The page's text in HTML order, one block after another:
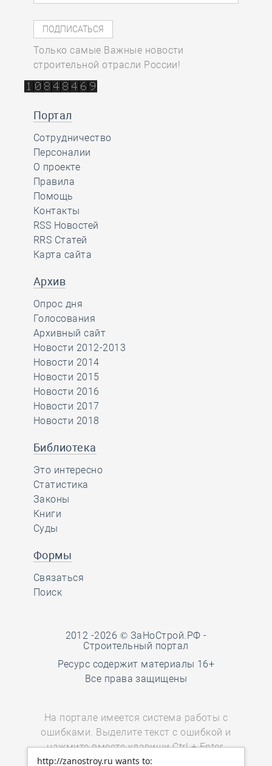
http://zanostroy.ru wants to:
Только самые Важные новости
строительной отрасли России!
Портал
Сотрудничество
Персоналии
О проекте
Правила
Помощь
Контакты
RSS Новостей
RRS Статей
Карта сайта
Архив
Опрос дня
Голосования
Архивный сайт
Новости 2012-2013
Новости 2014
Новости 2015
Новости 2016
Новости 2017
Новости 2018
Библиотека
Это интересно
Статистика
Законы
Книги
Суды
Формы
Связаться
Поиск
2012 -2026 © ЗаНоСтрой.РФ -
Строительный портал
Ресурс содержит материалы 16+
Все права защищены
На портале имеется система работы с
ошибками. Выделите текст с ошибкой и
нажмите вместе клавиши Ctrl + Enter.
Пользователи мобильных устройств